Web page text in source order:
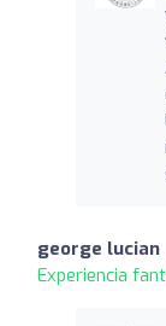
george lucian
Experiencia